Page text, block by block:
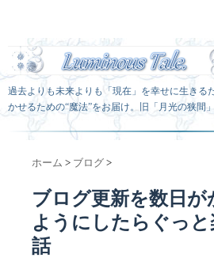
過去よりも未来よりも「現在」を幸せに生きる
かせるための“魔法”をお届け。旧「月光の狭間
ホーム > ブログ >
ブログ更新を数日が
ようにしたらぐっ
話